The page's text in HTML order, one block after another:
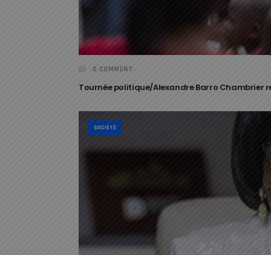
0 COMMENT
Tournée politique/Alexandre Barro Chambrier
SOCIÉTÉ